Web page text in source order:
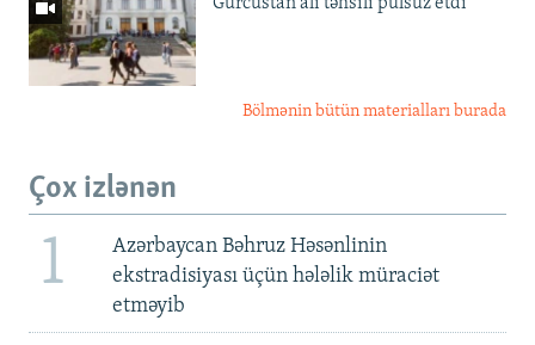
Bölmənin bütün materialları burada
Çox izlənən
1
Azərbaycan Bəhruz Həsənlinin
ekstradisiyası üçün hələlik müraciət
etməyib